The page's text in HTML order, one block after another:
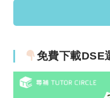
免費下載DSE